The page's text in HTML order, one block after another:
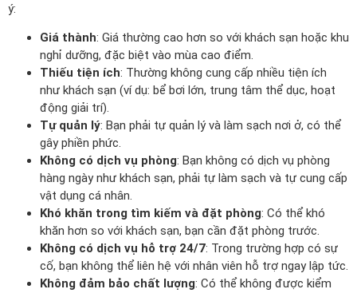
ý:
Giá thành: Giá thường cao hơn so với khách sạn hoặc khu
nghỉ dưỡng, đặc biệt vào mùa cao điểm.
Thiếu tiện ích: Thường không cung cấp nhiều tiện ích
như khách sạn (ví dụ: bể bơi lớn, trung tâm thể dục, hoạt
động giải trí).
Tự quản lý: Bạn phải tự quản lý và làm sạch nơi ở, có thể
gây phiền phức.
Không có dịch vụ phòng: Bạn không có dịch vụ phòng
hàng ngày như khách sạn, phải tự làm sạch và tự cung cấp
vật dụng cá nhân.
Khó khăn trong tìm kiếm và đặt phòng: Có thể khó
khăn hơn so với khách sạn, bạn cần đặt phòng trước.
Không có dịch vụ hỗ trợ 24/7: Trong trường hợp có sự
cố, bạn không thể liên hệ với nhân viên hỗ trợ ngay lập tức.
Không đảm bảo chất lượng: Có thể không được kiểm